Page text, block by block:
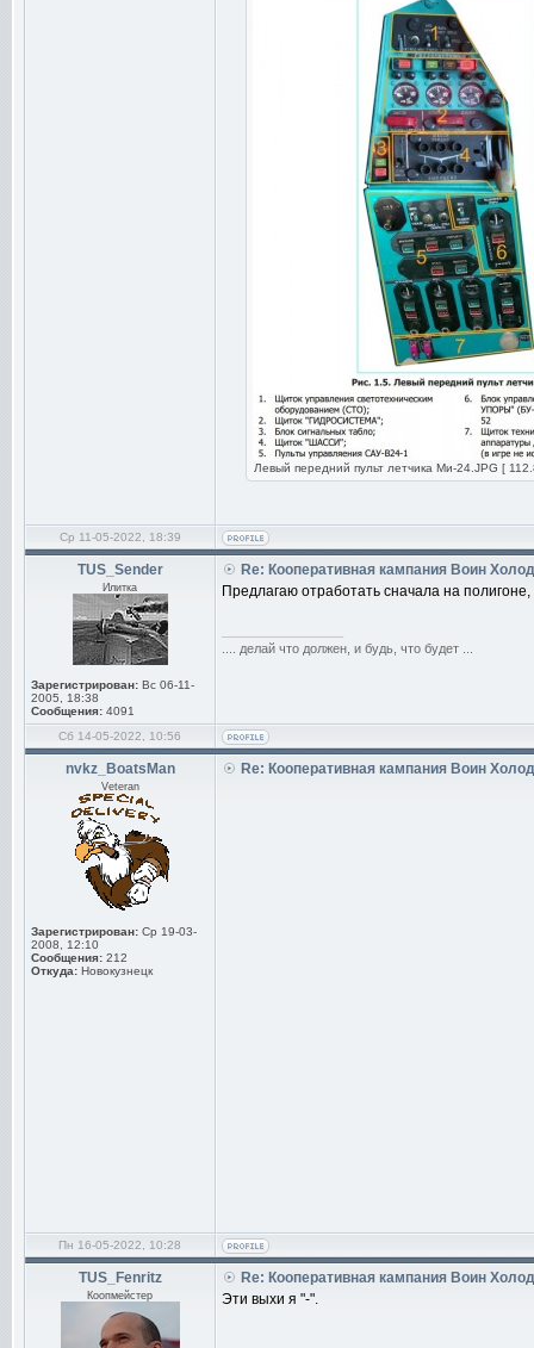
Левый передний пульт летчика Ми-24.JPG [
Ср 11-05-2022, 18:39
TUS_Sender
Илитка
Зарегистрирован: Вс 06-11-
2005, 18:38
Сообщения: 4091
Re: Кооперативная кампания Воин
Предлагаю отработать сначала на
.... делай что должен, и будь, что будет ...
Сб 14-05-2022, 10:56
nvkz_BoatsMan
Veteran
Зарегистрирован: Ср 19-03-
2008, 12:10
Сообщения: 212
Откуда: Новокузнецк
Re: Кооперативная кампания Воин
Пн 16-05-2022, 10:28
TUS_Fenritz
Коопмейстер
Re: Кооперативная кампания Воин
Эти выхи я "-".